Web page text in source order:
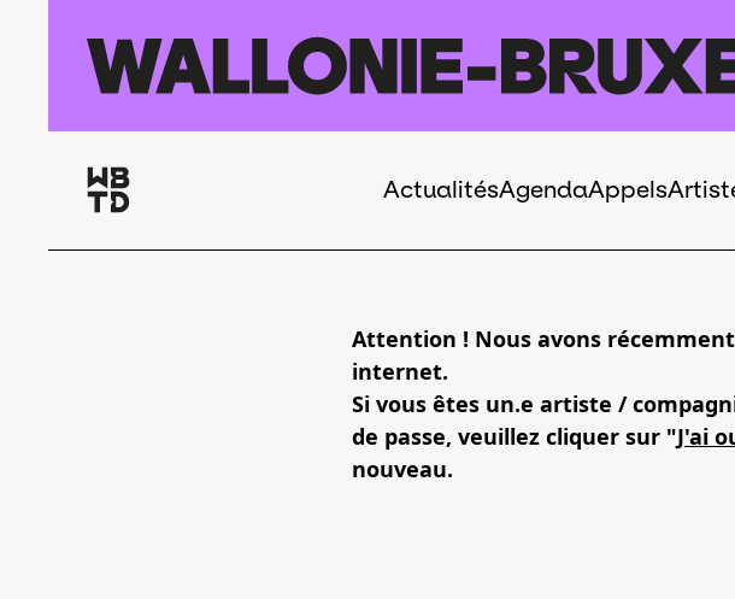
Navigation
ActualitésAgendaAppels
Attention ! Nous avons
internet.
Si vous êtes un.e artiste /
de passe, veuillez cliquer sur "J'ai
nouveau.